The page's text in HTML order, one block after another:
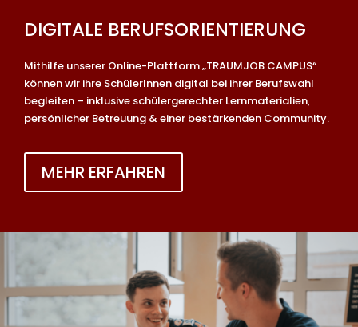
DIGITALE BERUFSORIENTIERUNG
Mithilfe unserer Online-Plattform „TRAUMJOB CAMPUS“
können wir ihre SchülerInnen digital bei ihrer Berufswahl
begleiten – inklusive schülergerechter Lernmaterialien,
persönlicher Betreuung & einer bestärkenden Community.
MEHR ERFAHREN